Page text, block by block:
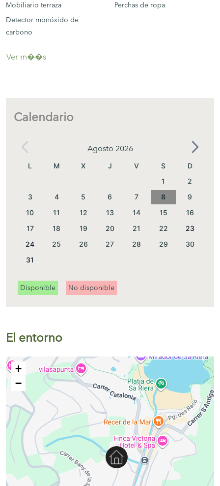
Mobiliario terraza
Detector monóxido de
carbono
Perchas de ropa
Ver m��s
Calendario
Agosto 2026
L M X J V S
D
1
2
3
4 5 6 7 8
9
10
11 12 13 14 15
16
17
18 19 20 21 22
23
24
25 26 27 28 29
30
31
Disponible No disponible
El entorno
+
−